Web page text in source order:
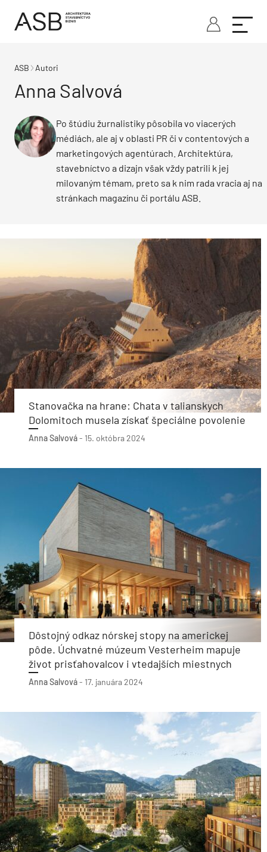
ASB Autori
Anna Salvová
Po štúdiu žurnalistiky pôsobila vo viacerých
médiách, ale aj v oblasti PR či v contentových a
marketingových agentúrach. Architektúra,
stavebníctvo a dizajn však vždy patrili k jej
milovaným témam, preto sa k nim rada vracia aj na
stránkach magazínu či portálu ASB.
Stanovačka na hrane: Chata v talianskych
Dolomitoch musela získať špeciálne povolenie
Anna Salvová- 15. októbra 2024
Dôstojný odkaz nórskej stopy na americkej
pôde. Úchvatné múzeum Vesterheim mapuje
život prisťahovalcov i vtedajších miestnych
Anna Salvová- 17. januára 2024